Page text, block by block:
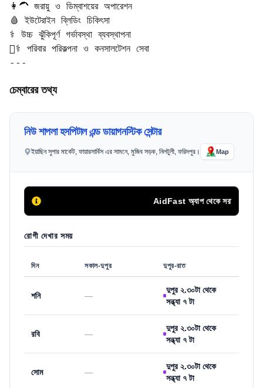
👩‍🦱 জরায়ু ও ডিম্বাশয়ের অপারেশন
🩸 ইউটেরাইন ব্লিডিং চিকিৎসা
⚕️ উচ্চ ঝুঁকিপূর্ণ গর্ভাবস্থা ব্যবস্থাপনা
🧑‍⚕️ পরিবার পরিকল্পনা ও কনসালটেশন সেবা
---
চেম্বারের তথ্য
নিউ শাপলা হসপিটাল এন্ড ডায়াগনস্টিক সেন্টার
ইয়াছিন সুপার মার্কেট, ফায়ারসার্বিস এর সামনে, মুজিব সড়ক, নিলটুলী, ফরিদপুর। Map
AidFast অ্যাপ থেকে সরাসরি ফোন কলের
রোগী দেখার সময়
দিন সকাল-দুপুর দুপুর-রাত
শনি —
দুপুর ২.৩০টা থেকে
সন্ধ্যা ৭ টা
রবি —
দুপুর ২.৩০টা থেকে
সন্ধ্যা ৭ টা
সোম —
দুপুর ২.৩০টা থেকে
সন্ধ্যা ৭ টা